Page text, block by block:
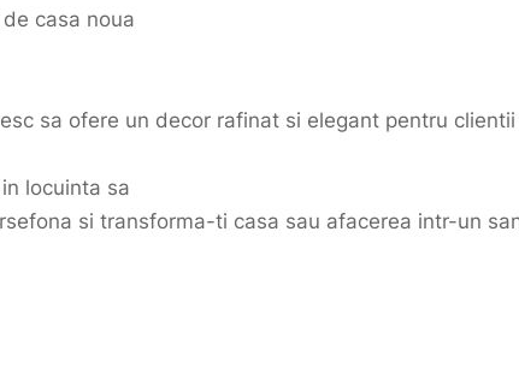
casa noua
sa ofere un decor rafinat si elegant pentru
locuinta sa
si transforma-ti casa sau afacerea intr-un